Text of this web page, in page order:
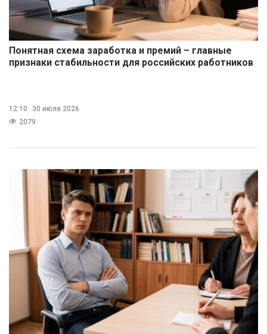
Понятная схема заработка и премий – главные
признаки стабильности для российских работников
12:10
30 июля 2026
2079